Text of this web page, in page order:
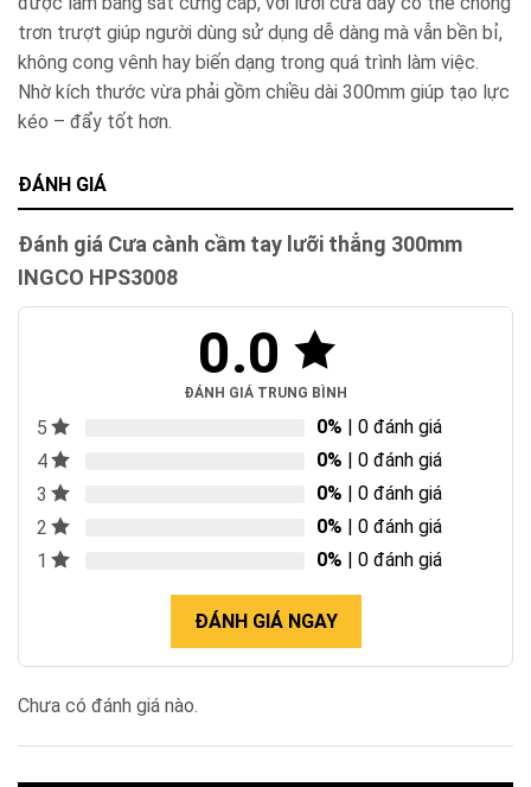
trơn trượt giúp người dùng sử dụng dễ dàng mà vẫn bền bỉ,
không cong vênh hay biến dạng trong quá trình làm việc.
Nhờ kích thước vừa phải gồm chiều dài 300mm giúp tạo lực
kéo – đẩy tốt hơn.
ĐÁNH GIÁ
Đánh giá Cưa cành cầm tay lưỡi thẳng 300mm
INGCO HPS3008
0.0
ĐÁNH GIÁ TRUNG BÌNH
5 0% | 0 đánh giá
4
0% | 0 đánh giá
3
0% | 0 đánh giá
2
0% | 0 đánh giá
1
0% | 0 đánh giá
ĐÁNH GIÁ NGAY
Chưa có đánh giá nào.